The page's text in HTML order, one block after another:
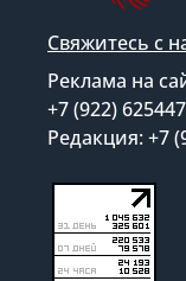
Свяжитесь с
Реклама на
+7 (922)
Редакция: +7